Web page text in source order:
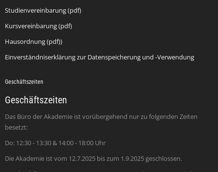
Studienvereinbarung (pdf)
Kursvereinbarung (pdf)
Hausordnung (pdf))
Einverständniserklärung zur Datenspeicherung und -Verwendung
Geschäftszeiten
Geschäftszeiten
Das Büro der Akademie ist vorübergehend nur zu folgenden Zeiten
besetzt:
Do: 12:30 - 13:30 & 14:00 - 18:00 Uhr
Die Akademie ist vom 12.7.2025 bis zum 1.9.2025 geschlossen.